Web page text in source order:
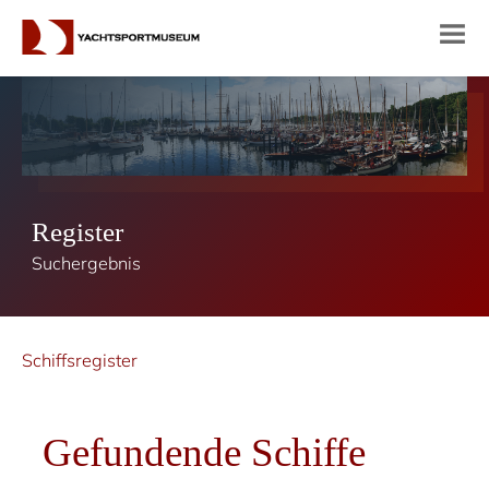
Register
Suchergebnis
Schiffsregister
Gefundende Schiffe